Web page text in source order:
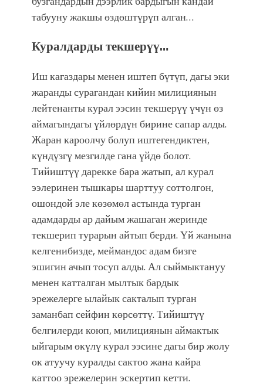
табууну жакшы өздөштүрүп алган…
Куралдарды текшерүү…
Иш кагаздары менен иштеп бүтүп, дагы эки
жаранды сурагандан кийин милициянын
лейтенанты курал ээсин текшерүү үчүн өз
аймагындагы үйлөрдүн бирине сапар алды.
Жаран кароолчу болуп иштегендиктен,
күндүзгү мезгилде гана үйдө болот.
Тийиштүү дарекке бара жатып, ал курал
ээлеринен тышкары шарттуу соттолгон,
ошондой эле көзөмөл астында турган
адамдарды ар дайым жашаган жеринде
текшерип турарын айтып берди. Үй жанына
келгенибизде, меймандос адам бизге
эшигин ачып тосуп алды. Ал сыймыктануу
менен катталган мылтык бардык
эрежелерге ылайык сакталып турган
заманбап сейфин көрсөттү. Тийиштүү
белгилерди коюп, милициянын аймактык
ыйгарым өкүлү курал ээсине дагы бир жолу
ок атуучу куралды сактоо жана кайра
каттоо эрежелерин эскертип кетти.